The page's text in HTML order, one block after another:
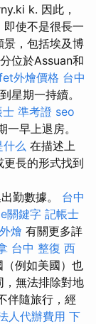
k. 因此，
使不是很長一
景，包括埃及博
位於Assuan和
外燴價格 台中
星期一持續。
士 準考證 seo
早上退房。
什么 在描述上
長的形式找到
勤數據。 台中
關鍵字 記帳士
燴 有關更多詳
台中 整復 西
例如美國）也
，無法排除對地
伴隨旅行，經
人代辦費用 下